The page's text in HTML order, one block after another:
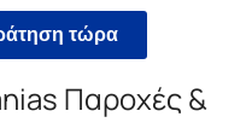
τώρα
Παροχές &